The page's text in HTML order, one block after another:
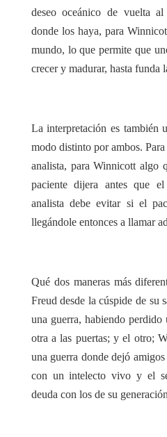
deseo oceánico de vuelta
donde los haya, para
mundo, lo que permite que
crecer y madurar, hasta funda
La interpretación es también
modo distinto por ambos.
analista, para Winnicott algo
paciente dijera antes que
analista debe evitar si el
llegándole entonces a llamar
Qué dos maneras más
Freud desde la cúspide de su
una guerra, habiendo
otra a las puertas; y el otro;
una guerra donde dejó
con un intelecto vivo y el
deuda con los de su